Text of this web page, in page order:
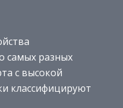
самых разных
с высокой
классифицируют